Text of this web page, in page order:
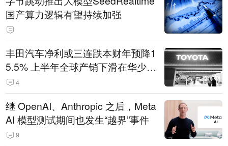
国产算力逻辑有望持续加强
丰田汽车净利或三连跌本财年预降1
5.5% 上半年全球产销下滑在华少卖
14.3万辆
4
继 OpenAI、Anthropic 之后，Meta
AI 模型测试期间也发生“越界”事件
9